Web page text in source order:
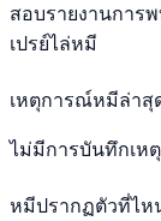
สอบรายงานกา
เปรย์ไล่หมี
เหตุการณ์หมีล่าสุ
ไม่มีการบันทึกเห
หมีปรากฏตัวที่ไห